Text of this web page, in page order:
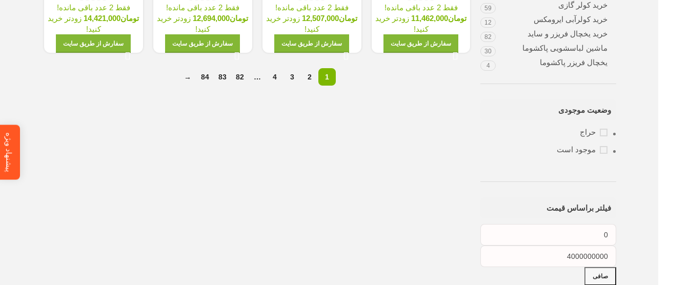
خرید کولر گازی 59
خرید کولرآبی ایرومکس 12
خرید یخچال فریزر و ساید 82
ماشین لباسشویی پاکشوما 30
یخچال فریزر پاکشوما 4
وضعیت موجودی
حراج
موجود است
فیلتر براساس قیمت
صافی
فقط 2 عدد باقی مانده!
تومان11,462,000 زودتر خرید
کنید!
سفارش از طریق سایت
فقط 2 عدد باقی مانده!
تومان12,507,000 زودتر خرید
کنید!
سفارش از طریق سایت
فقط 2 عدد باقی مانده!
تومان12,694,000 زودتر خرید
کنید!
سفارش از طریق سایت
فقط 2 عدد باقی مانده!
تومان14,421,000 زودتر خرید
کنید!
سفارش از طریق سایت
1
2
3
4
…
82
83
84
→
پیشنهاد ویژه